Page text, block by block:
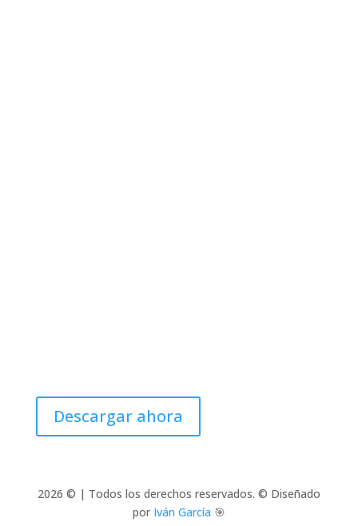
Descargar ahora
2026 © | Todos los derechos reservados. © Diseñado
por Iván García 🎯